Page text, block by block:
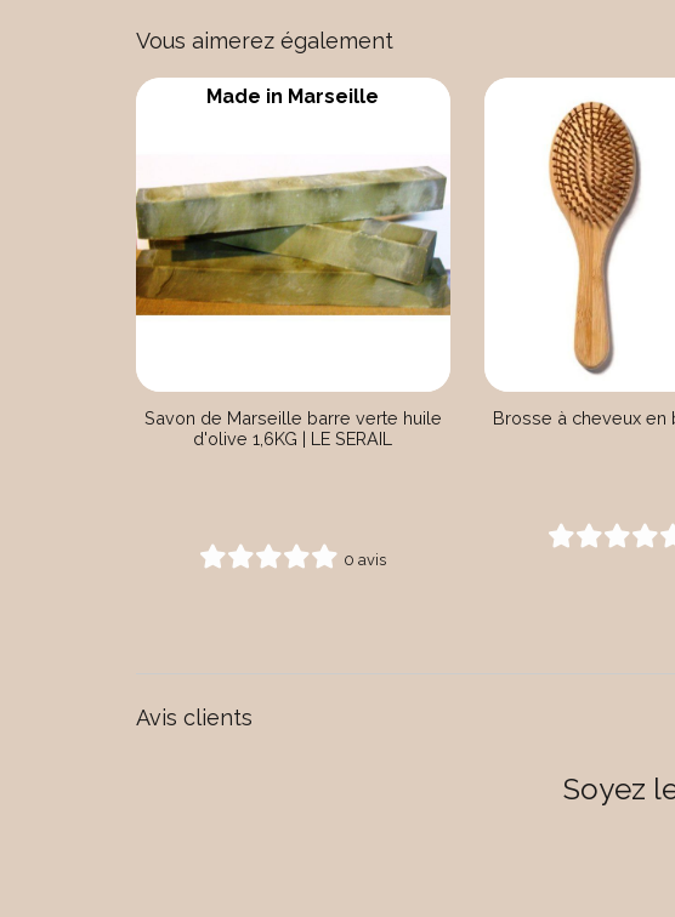
Vous aimerez également
Savon de Marseille barre verte huile
d'olive 1,6KG | LE SERAIL
0 avis
Made in Marseille
Brosse à cheveux en
Avis clients
Soyez